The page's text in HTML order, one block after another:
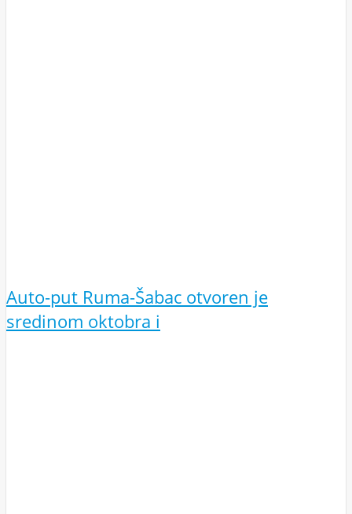
Auto-put Ruma-Šabac otvoren je
sredinom oktobra i